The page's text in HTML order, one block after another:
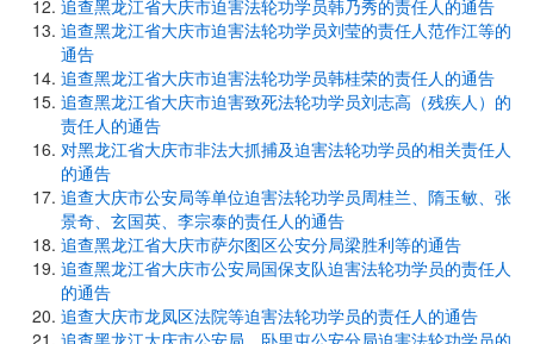
追查黑龙江省大庆市迫害法轮功学员韩乃秀的责任人的通告
追查黑龙江省大庆市迫害法轮功学员刘莹的责任人范作江等的
通告
追查黑龙江省大庆市迫害法轮功学员韩桂荣的责任人的通告
追查黑龙江省大庆市迫害致死法轮功学员刘志高（残疾人）的
责任人的通告
对黑龙江省大庆市非法大抓捕及迫害法轮功学员的相关责任人
的通告
追查大庆市公安局等单位迫害法轮功学员周桂兰、隋玉敏、张
景奇、玄国英、李宗泰的责任人的通告
追查黑龙江省大庆市萨尔图区公安分局梁胜利等的通告
追查黑龙江省大庆市公安局国保支队迫害法轮功学员的责任人
的通告
追查大庆市龙凤区法院等迫害法轮功学员的责任人的通告
追查黑龙江大庆市公安局、卧里屯公安分局迫害法轮功学员的